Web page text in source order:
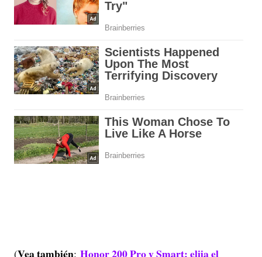
(Vea también: Honor 200 Pro y Smart: elija el